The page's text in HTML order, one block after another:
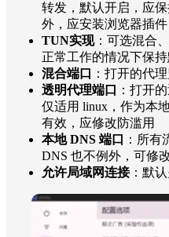
转发，默认开启，应
外，应安装浏览器插件
TUN实现：可选混合
正常工作的情况下保
混合端口
：打开的代
透明代理端口
：打开
仅适用 linux，作为本
有效，应修改防滥用
本地 DNS 端口
：所有
DNS 也不例外，可修
允许局域网连接：默